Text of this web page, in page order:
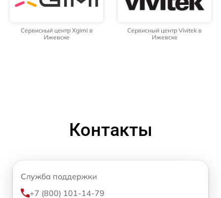
Сервисный центр Xgimi в
Ижевске
Сервисный центр Vivitek в
Ижевске
Контакты
Служба поддержки
+7 (800) 101-14-79